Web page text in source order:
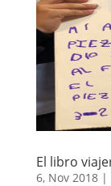
El libro
6, Nov 2018|